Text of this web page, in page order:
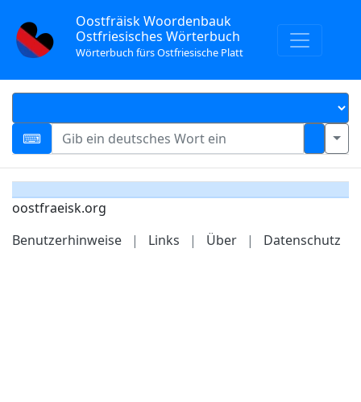
Oostfräisk Woordenbauk
Ostfriesisches Wörterbuch
Wörterbuch fürs Ostfriesische Platt
oostfraeisk.org
Benutzerhinweise
| Links | Über | Datenschutz